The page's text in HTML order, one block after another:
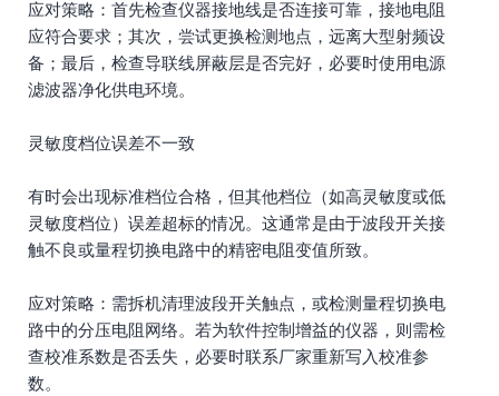
应对策略：首先检查仪器接地线是否连接可靠，接地电阻
应符合要求；其次，尝试更换检测地点，远离大型射频设
备；最后，检查导联线屏蔽层是否完好，必要时使用电源
滤波器净化供电环境。
灵敏度档位误差不一致
有时会出现标准档位合格，但其他档位（如高灵敏度或低
灵敏度档位）误差超标的情况。这通常是由于波段开关接
触不良或量程切换电路中的精密电阻变值所致。
应对策略：需拆机清理波段开关触点，或检测量程切换电
路中的分压电阻网络。若为软件控制增益的仪器，则需检
查校准系数是否丢失，必要时联系厂家重新写入校准参
数。